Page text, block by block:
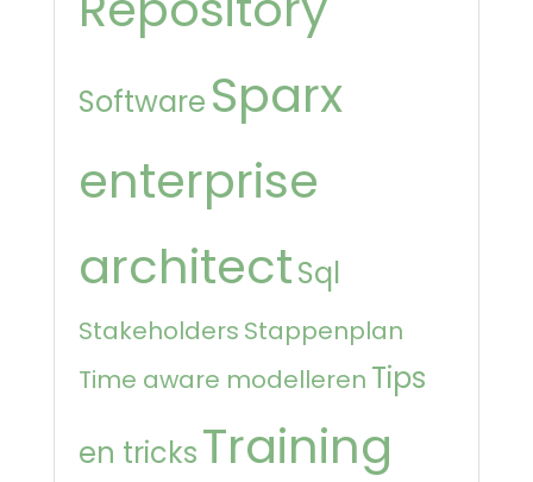
Software Sparx
enterprise
architectSql
Stakeholders Stappenplan
Time aware modelleren Tips
en tricksTraining